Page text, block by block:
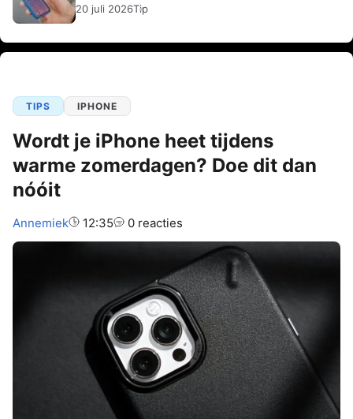
20 juli 2026Tip
TIPS IPHONE
Wordt je iPhone heet tijdens
warme zomerdagen? Doe dit dan
nóóit
Auteur:
Annemiek 12:35 0 reacties